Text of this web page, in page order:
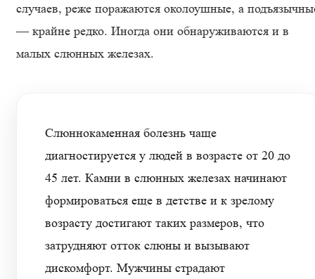
случаев, реже поражаются околоушные, а
— крайне редко. Иногда они обнаруживаются и в
малых слюнных железах.
Слюннокаменная болезнь чаще
диагностируется у людей в возрасте от 20 до
45 лет. Камни в слюнных железах начинают
формироваться еще в детстве и к зрелому
возрасту достигают таких размеров, что
затрудняют отток слюны и вызывают
дискомфорт. Мужчины страдают